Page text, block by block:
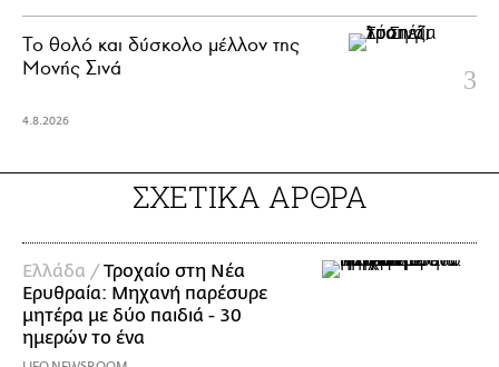
Το θολό και δύσκολο μέλλον της
Μονής Σινά
4.8.2026
ΣΧΕΤΙΚΑ ΑΡΘΡΑ
Ελλάδα /Τροχαίο στη Νέα
Ερυθραία: Μηχανή παρέσυρε
μητέρα με δύο παιδιά - 30
ημερών το ένα